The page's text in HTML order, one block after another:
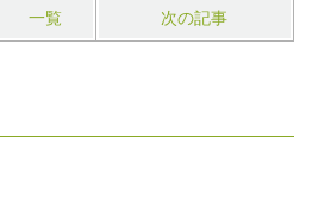
一覧 次の記事